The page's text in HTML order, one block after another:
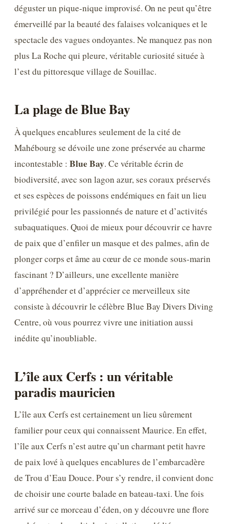
déguster un pique-nique improvisé. On ne peut qu’être
émerveillé par la beauté des falaises volcaniques et le
spectacle des vagues ondoyantes. Ne manquez pas non
plus La Roche qui pleure, véritable curiosité située à
l’est du pittoresque village de Souillac.
La plage de Blue Bay
À quelques encablures seulement de la cité de
Mahébourg se dévoile une zone préservée au charme
incontestable : Blue Bay. Ce véritable écrin de
biodiversité, avec son lagon azur, ses coraux préservés
et ses espèces de poissons endémiques en fait un lieu
privilégié pour les passionnés de nature et d’activités
subaquatiques. Quoi de mieux pour découvrir ce havre
de paix que d’enfiler un masque et des palmes, afin de
plonger corps et âme au cœur de ce monde sous-marin
fascinant ? D’ailleurs, une excellente manière
d’appréhender et d’apprécier ce merveilleux site
consiste à découvrir le célèbre Blue Bay Divers Diving
Centre, où vous pourrez vivre une initiation aussi
inédite qu’inoubliable.
L’île aux Cerfs : un véritable
paradis mauricien
L’île aux Cerfs est certainement un lieu sûrement
familier pour ceux qui connaissent Maurice. En effet,
l’île aux Cerfs n’est autre qu’un charmant petit havre
de paix lové à quelques encablures de l’embarcadère
de Trou d’Eau Douce. Pour s’y rendre, il convient donc
de choisir une courte balade en bateau-taxi. Une fois
arrivé sur ce morceau d’éden, on y découvre une flore